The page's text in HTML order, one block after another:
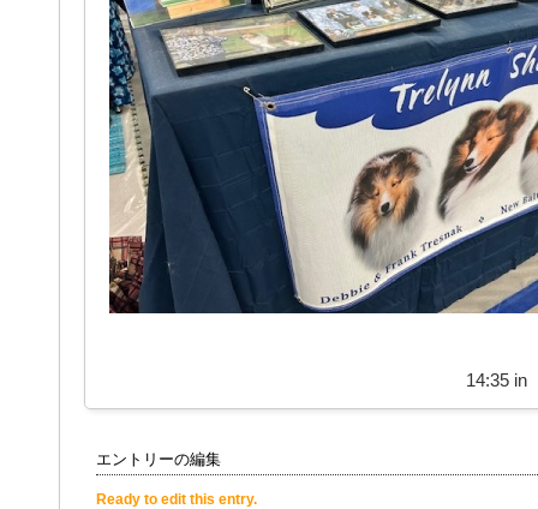
14:35 in
エントリーの編集
Ready to edit this entry.